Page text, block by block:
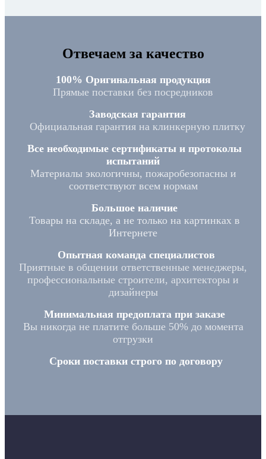
Отвечаем за качество
100% Оригинальная продукция
Прямые поставки без посредников
Заводская гарантия
Официальная гарантия на клинкерную плитку
Все необходимые сертификаты и протоколы
испытаний
Материалы экологичны, пожаробезопасны и
соответствуют всем нормам
Большое наличие
Товары на складе, а не только на картинках в
Интернете
Опытная команда специалистов
Приятные в общении ответственные менеджеры,
профессиональные строители, архитекторы и
дизайнеры
Минимальная предоплата при заказе
Вы никогда не платите больше 50% до момента
отгрузки
Сроки поставки строго по договору